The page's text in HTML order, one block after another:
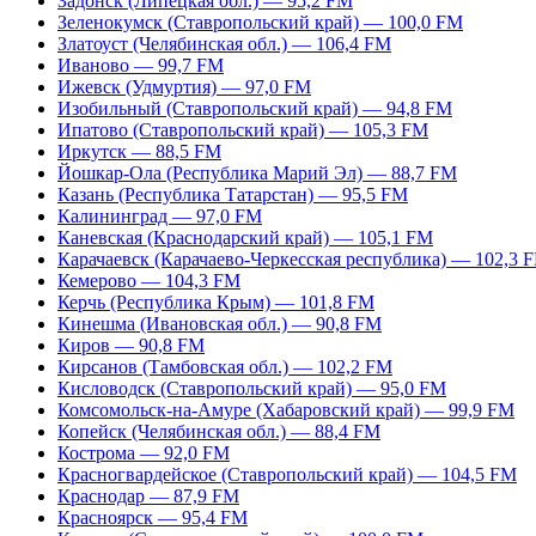
Зеленокумск (Ставропольский край) — 100,0 FM
Златоуст (Челябинская обл.) — 106,4 FM
Иваново — 99,7 FM
Ижевск (Удмуртия) — 97,0 FM
Изобильный (Ставропольский край) — 94,8 FM
Ипатово (Ставропольский край) — 105,3 FM
Иркутск — 88,5 FM
Йошкар-Ола (Республика Марий Эл) — 88,7 FM
Казань (Республика Татарстан) — 95,5 FM
Калининград — 97,0 FM
Каневская (Краснодарский край) — 105,1 FM
Карачаевск (Карачаево-Черкесская республика) — 102,3
Кемерово — 104,3 FM
Керчь (Республика Крым) — 101,8 FM
Кинешма (Ивановская обл.) — 90,8 FM
Киров — 90,8 FM
Кирсанов (Тамбовская обл.) — 102,2 FM
Кисловодск (Ставропольский край) — 95,0 FM
Комсомольск-на-Амуре (Хабаровский край) — 99,9 FM
Копейск (Челябинская обл.) — 88,4 FM
Кострома — 92,0 FM
Красногвардейское (Ставропольский край) — 104,5 FM
Краснодар — 87,9 FM
Красноярск — 95,4 FM